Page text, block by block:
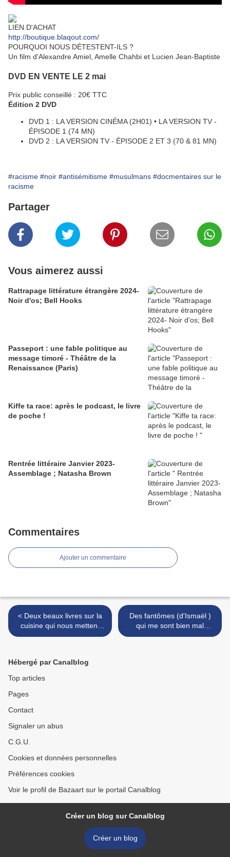
LIEN D'ACHAT
http://boutique.blaqout.com/
POURQUOI NOUS DÉTESTENT-ILS ?
Un film d'Alexandre Amiel, Amelle Chahbi et Lucien Jean-Baptiste
DVD EN VENTE LE 2 mai
Prix public conseillé : 20€ TTC
Édition 2 DVD
DVD 1 : LA VERSION CINÉMA (2H01) • LA VERSION TV -
ÉPISODE 1 (74 MN)
DVD 2 : LA VERSION TV - ÉPISODE 2 ET 3 (70 & 81 MN)
#racisme #noir #antisémitisme #musulmans #docmentaires sur le
racisme
Partager
Vous aimerez aussi
Rattrapage littérature étrangère 2024-
Noir d'os; Bell Hooks
Passeport : une fable politique au
message timoré - Théâtre de la
Renaissance (Paris)
Kiffe ta race: après le podcast, le livre
de poche !
Rentrée littéraire Janvier 2023-
Assemblage ; Natasha Brown
Commentaires
Ajouter un commentaire
< Deux beaux livres sur la
cuisine qui nous mettent
l'eau à la bouche
Des fantômes (d'Ismaël )
qui me sont bien mal
revenus >
Hébergé par Canalblog
Top articles
Pages
Contact
Signaler un abus
C.G.U.
Cookies et données personnelles
Préférences cookies
Voir le profil de Bazaart sur le portail Canalblog
Créer un blog sur Canalblog
Créer un blog